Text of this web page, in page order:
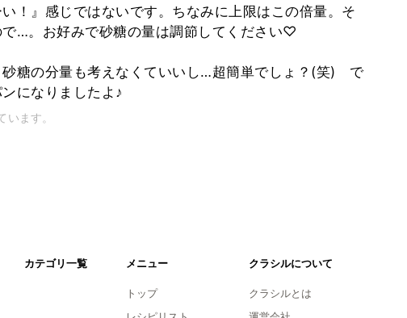
！』感じではないです。ちなみに上限はこの倍量。そ
…。お好みで砂糖の量は調節してください♡
砂糖の分量も考えなくていいし…超簡単でしょ？(笑) で
になりましたよ♪
ます。
カテゴリ一覧 メニュー
トップ
クラシルについて
クラシルとは